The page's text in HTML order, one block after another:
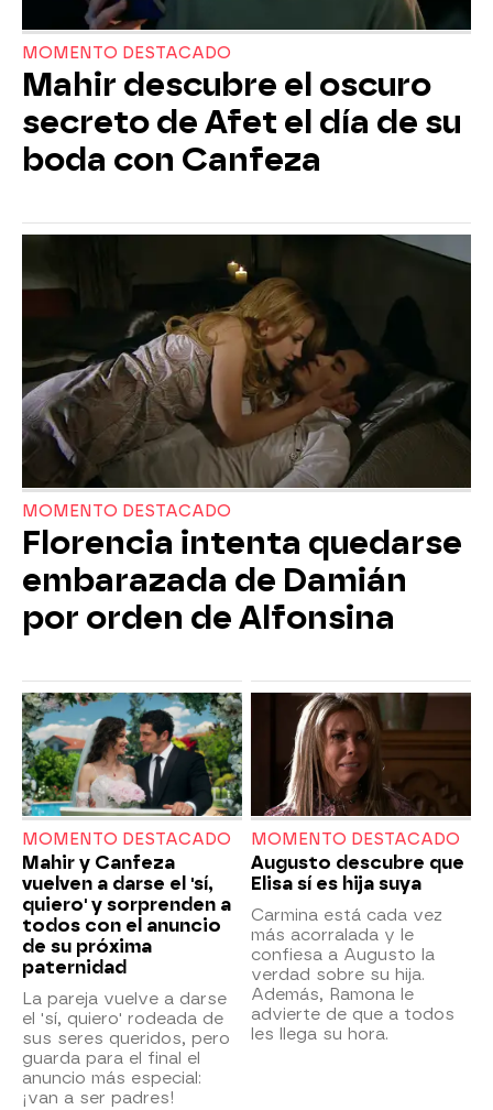
MOMENTO DESTACADO
Mahir descubre el oscuro
secreto de Afet el día de su
boda con Canfeza
MOMENTO DESTACADO
Florencia intenta quedarse
embarazada de Damián
por orden de Alfonsina
MOMENTO DESTACADO
Mahir y Canfeza
vuelven a darse el 'sí,
quiero' y sorprenden a
todos con el anuncio
de su próxima
paternidad
La pareja vuelve a darse
el 'sí, quiero' rodeada de
sus seres queridos, pero
guarda para el final el
anuncio más especial:
¡van a ser padres!
MOMENTO DESTACADO
Augusto descubre que
Elisa sí es hija suya
Carmina está cada vez
más acorralada y le
confiesa a Augusto la
verdad sobre su hija.
Además, Ramona le
advierte de que a todos
les llega su hora.